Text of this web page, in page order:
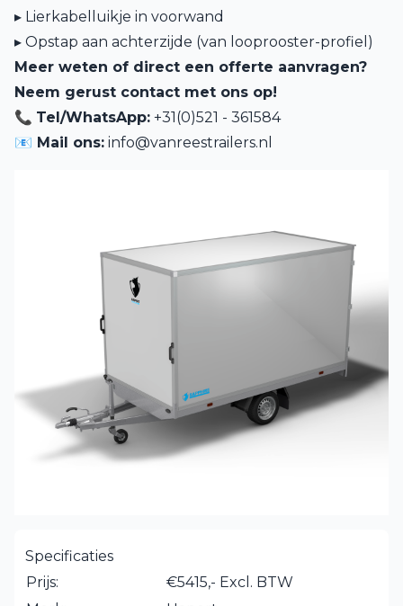
▸ Lierkabelluikje in voorwand
▸ Opstap aan achterzijde (van looprooster-profiel)
Meer weten of direct een offerte aanvragen?
Neem gerust contact met ons op!
📞 Tel/WhatsApp: +31(0)521 - 361584
📧 Mail ons: info@vanreestrailers.nl
Specificaties
Prijs:
€5415,- Excl. BTW